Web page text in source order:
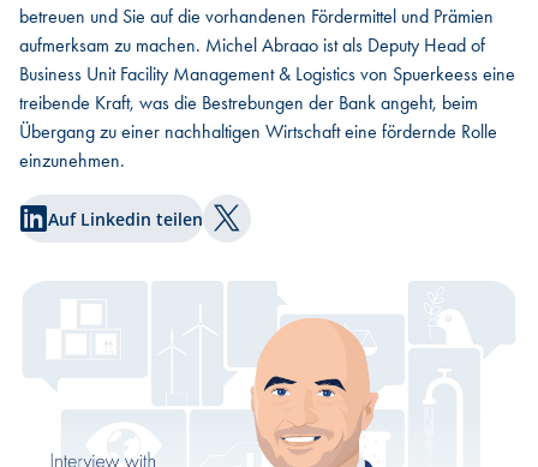
betreuen und Sie auf die vorhandenen Fördermittel und Prämien
aufmerksam zu machen. Michel Abraao ist als Deputy Head of
Business Unit Facility Management & Logistics von Spuerkeess eine
treibende Kraft, was die Bestrebungen der Bank angeht, beim
Übergang zu einer nachhaltigen Wirtschaft eine fördernde Rolle
einzunehmen.
Auf Linkedin teilen Auf Twitter teilen